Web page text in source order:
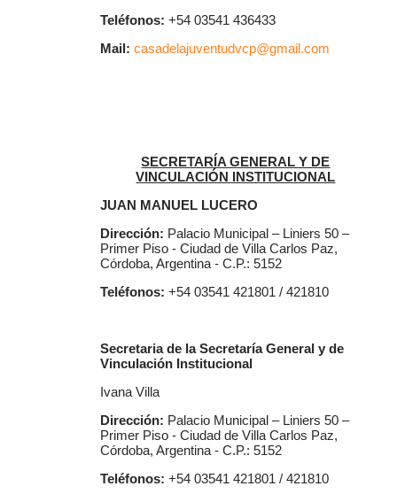
Teléfonos:+54 03541 436433
Mail:casadelajuventudvcp@gmail.com
SECRETARÍA GENERAL Y DE
VINCULACIÓN INSTITUCIONAL
JUAN MANUEL LUCERO
Dirección: Palacio Municipal – Liniers 50 –
Primer Piso - Ciudad de Villa Carlos Paz,
Córdoba, Argentina - C.P.: 5152
Teléfonos:+54 03541 421801 / 421810
Secretaria de la Secretaría General y de
Vinculación Institucional
Ivana Villa
Dirección: Palacio Municipal – Liniers 50 –
Primer Piso - Ciudad de Villa Carlos Paz,
Córdoba, Argentina - C.P.: 5152
Teléfonos:+54 03541 421801 / 421810